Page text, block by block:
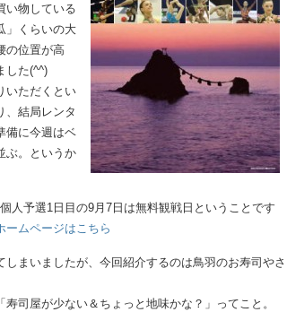
い物している
」くらいの大
の位置が高
した(^^)
いただくとい
、結局レンタ
備に今週はベ
ぶ。というか
人予選1日目の9月7日は無料観戦日ということです
ームページはこちら
まいましたが、今回紹介するのは鳥羽のお寿司やさ
司屋が少ない＆ちょっと地味かな？」ってこと。